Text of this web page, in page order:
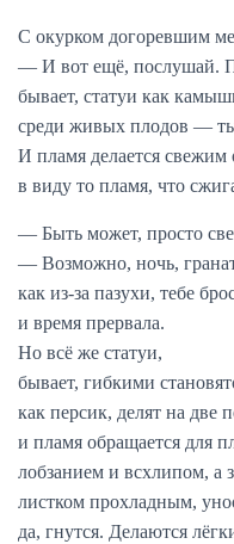
С окурком догоревшим
— И вот ещё, послушай.
бывает, статуи как
среди живых плодов —
И пламя делается
в виду то пламя, что
— Быть может, просто
— Возможно, ночь,
как из-за пазухи, тебе
и время прервала.
Но всё же статуи,
бывает, гибкими
как персик, делят на две
и пламя обращается для
лобзанием и всхлипом, а
листком прохладным,
да, гнутся. Делаются